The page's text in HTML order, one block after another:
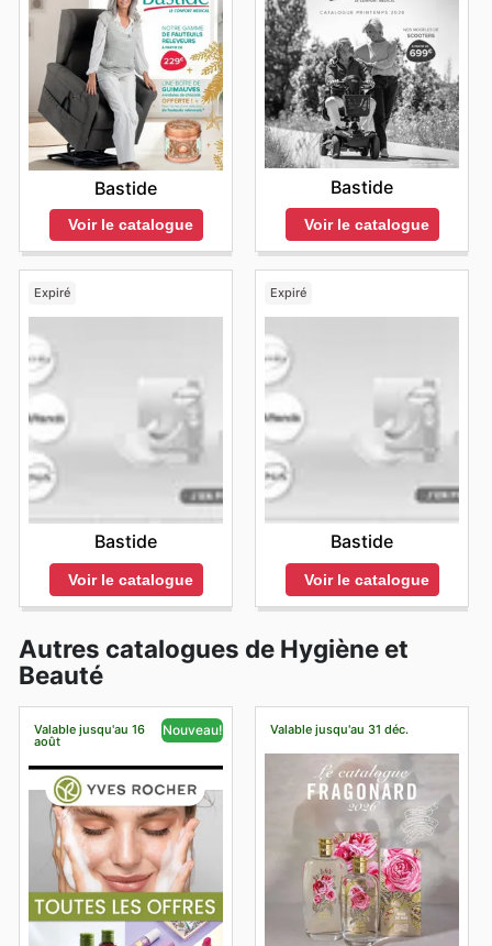
Bastide
Voir le catalogue
Bastide
Voir le catalogue
Expiré
Bastide
Voir le catalogue
Expiré
Bastide
Voir le catalogue
Autres catalogues de Hygiène et
Beauté
Valable jusqu'au 16
août
Nouveau! Valable jusqu'au 31 déc.